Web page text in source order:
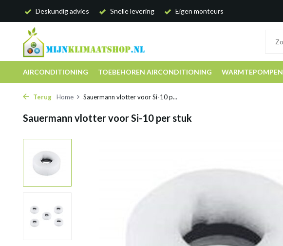
Deskundig advies Snelle levering Eigen monteurs
AIRCONDITIONING TOEBEHOREN AIRCONDITIONING WARMTEPOMPEN
Terug Home Sauermann vlotter voor Si-10 p...
Sauermann vlotter voor Si-10 per stuk